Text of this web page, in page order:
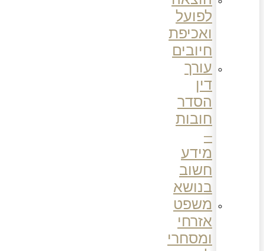
לפועל
ואכיפת
חיובים
עורך
דין
הסדר
חובות
מידע
חשוב
בנושא
משפט
אזרחי
ומסחרי